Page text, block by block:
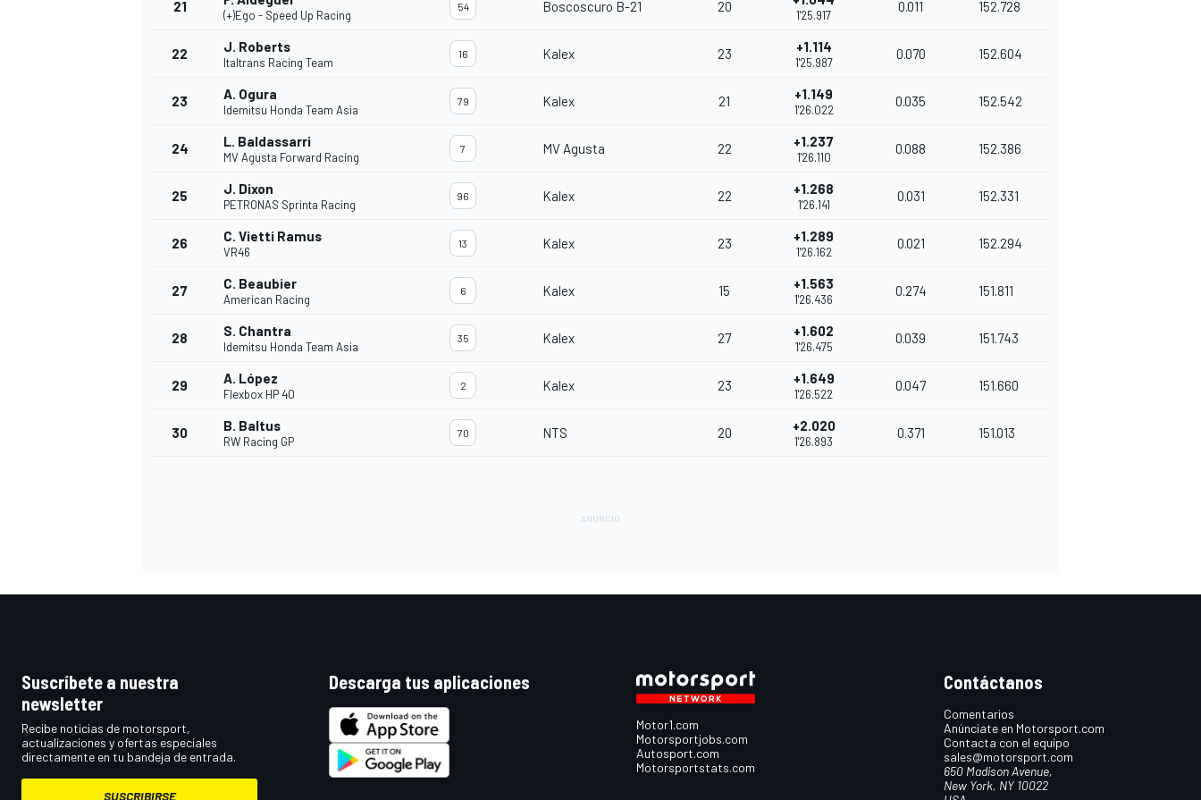
MÁS CATEGORÍAS
21
(+)Ego - Speed Up Racing
54 Boscoscuro B-21 20
1'25.917
0.011 152.728
22 J. Roberts
Italtrans Racing Team
16 Kalex 23 +1.114
1'25.987
0.070 152.604
23 A. Ogura
Idemitsu Honda Team Asia
79 Kalex 21 +1.149
1'26.022
0.035 152.542
24 L. Baldassarri
MV Agusta Forward Racing
7 MV Agusta 22 +1.237
1'26.110
0.088 152.386
25 J. Dixon
PETRONAS Sprinta Racing
96 Kalex 22 +1.268
1'26.141
0.031 152.331
26 C. Vietti Ramus
VR46
13 Kalex 23 +1.289
1'26.162
0.021 152.294
27 C. Beaubier
American Racing
6 Kalex 15 +1.563
1'26.436
0.274 151.811
28 S. Chantra
Idemitsu Honda Team Asia
35 Kalex 27 +1.602
1'26.475
0.039 151.743
29 A. López
Flexbox HP 40
2 Kalex 23 +1.649
1'26.522
0.047 151.660
30 B. Baltus
RW Racing GP
70 NTS 20 +2.020
1'26.893
0.371 151.013
Suscríbete a nuestra
newsletter
Recibe noticias de motorsport,
actualizaciones y ofertas especiales
directamente en tu bandeja de entrada.
SUSCRIBIRSE
Descarga tus aplicaciones
Motor1.com
Motorsportjobs.com
Autosport.com
Motorsportstats.com
Contáctanos
Comentarios
Anúnciate en Motorsport.com
Contacta con el equipo
sales@motorsport.com
650 Madison Avenue,
New York, NY 10022